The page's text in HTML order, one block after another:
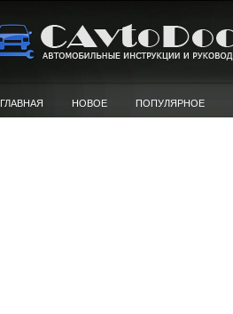
ГЛАВНАЯ НОВОЕ ПОПУЛЯРНОЕ